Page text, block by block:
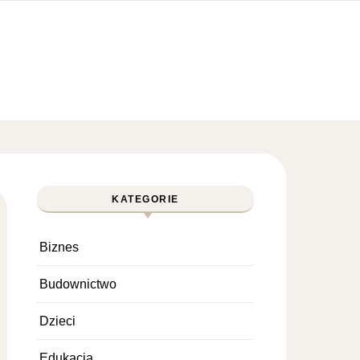
KATEGORIE
Biznes
Budownictwo
Dzieci